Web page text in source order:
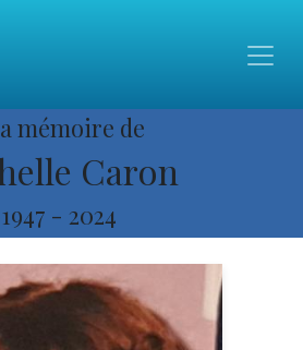
mémoire de
Caron
1947 - 2024